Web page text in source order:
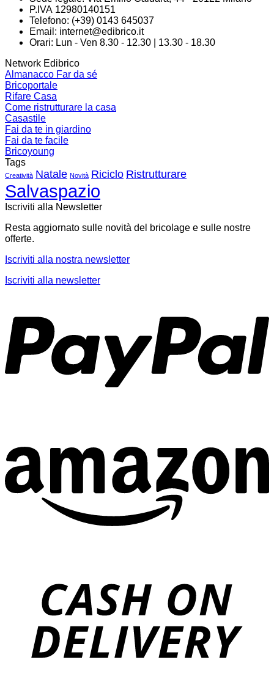
P.IVA 12980140151
Telefono: (+39) 0143 645037
Email: internet@edibrico.it
Orari: Lun - Ven 8.30 - 12.30 | 13.30 - 18.30
Network Edibrico
Almanacco Far da sé
Bricoportale
Rifare Casa
Come ristrutturare la casa
Casastile
Fai da te in giardino
Fai da te facile
Bricoyoung
Tags
Creatività Natale Novità Riciclo Ristrutturare
Salvaspazio
Iscriviti alla Newsletter
Resta aggiornato sulle novità del bricolage e sulle nostre
offerte.
Iscriviti alla nostra newsletter
Iscriviti alla newsletter